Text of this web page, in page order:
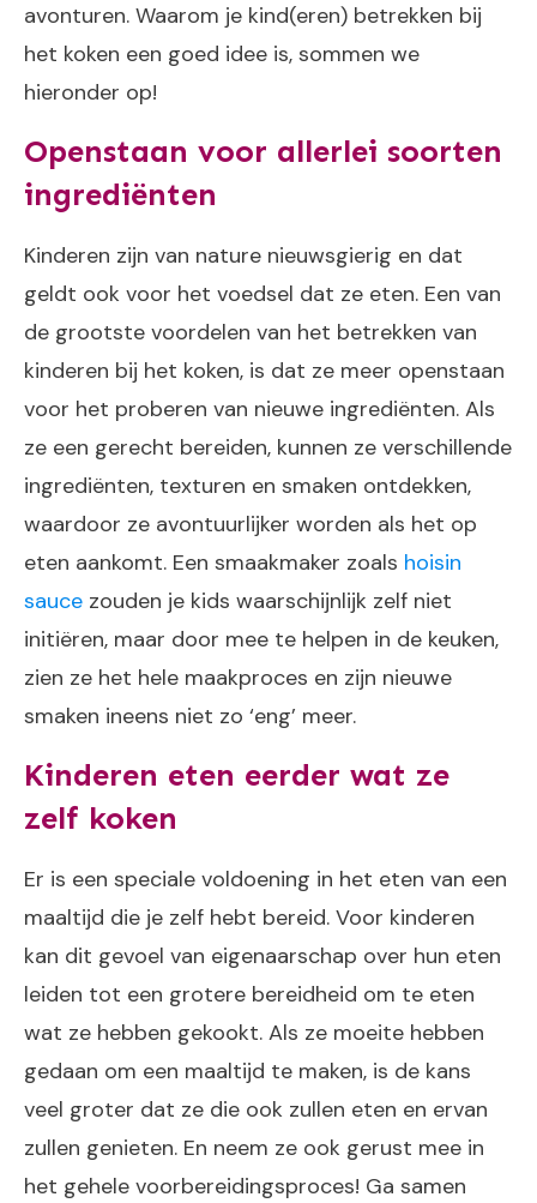
avonturen. Waarom je kind(eren) betrekken bij
het koken een goed idee is, sommen we
hieronder op!
Openstaan voor allerlei soorten
ingrediënten
Kinderen zijn van nature nieuwsgierig en dat
geldt ook voor het voedsel dat ze eten. Een van
de grootste voordelen van het betrekken van
kinderen bij het koken, is dat ze meer openstaan
voor het proberen van nieuwe ingrediënten. Als
ze een gerecht bereiden, kunnen ze verschillende
ingrediënten, texturen en smaken ontdekken,
waardoor ze avontuurlijker worden als het op
eten aankomt. Een smaakmaker zoals hoisin
sauce zouden je kids waarschijnlijk zelf niet
initiëren, maar door mee te helpen in de keuken,
zien ze het hele maakproces en zijn nieuwe
smaken ineens niet zo ‘eng’ meer.
Kinderen eten eerder wat ze
zelf koken
Er is een speciale voldoening in het eten van een
maaltijd die je zelf hebt bereid. Voor kinderen
kan dit gevoel van eigenaarschap over hun eten
leiden tot een grotere bereidheid om te eten
wat ze hebben gekookt. Als ze moeite hebben
gedaan om een maaltijd te maken, is de kans
veel groter dat ze die ook zullen eten en ervan
zullen genieten. En neem ze ook gerust mee in
het gehele voorbereidingsproces! Ga samen